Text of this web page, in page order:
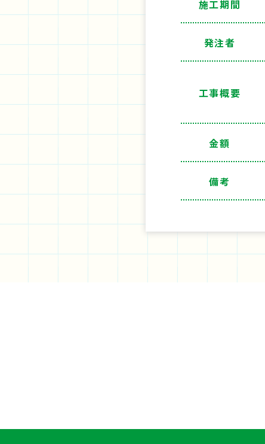
施工期間
発注者
工事概要
金額
備考